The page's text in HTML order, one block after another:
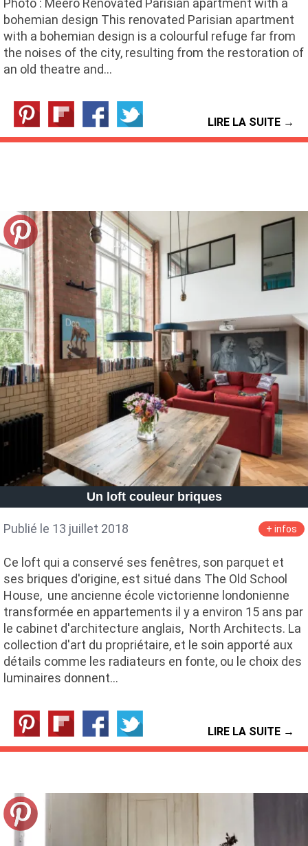
bohemian design This renovated Parisian apartment
with a bohemian design is a colourful refuge far from
the noises of the city, resulting from the restoration of
an old theatre and…
LIRE LA SUITE →
Un loft couleur briques
Publié le 13 juillet 2018 + infos
Ce loft qui a conservé ses fenêtres, son parquet et
ses briques d'origine, est situé dans The Old School
House, une ancienne école victorienne londonienne
transformée en appartements il y a environ 15 ans par
le cabinet d'architecture anglais, North Architects. La
collection d'art du propriétaire, et le soin apporté aux
détails comme les radiateurs en fonte, ou le choix des
luminaires donnent…
LIRE LA SUITE →